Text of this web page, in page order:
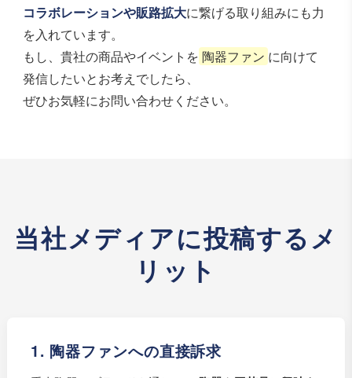
コラボレーションや販路拡大に繋げる取り組みにも力
を入れています。
もし、貴社の商品やイベントを 陶器ファン に向けて
発信したいとお考えでしたら、
ぜひお気軽にお問い合わせください。
当社メディアに投稿するメ
リット
1. 陶器ファンへの直接訴求